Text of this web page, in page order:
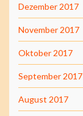
Dezember 2017
November 2017
Oktober 2017
September 2017
August 2017